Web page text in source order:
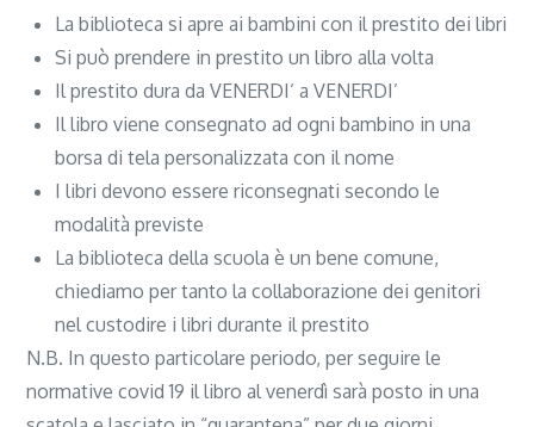
La biblioteca si apre ai bambini con il prestito dei libri
Si può prendere in prestito un libro alla volta
Il prestito dura da VENERDI’ a VENERDI’
Il libro viene consegnato ad ogni bambino in una
borsa di tela personalizzata con il nome
I libri devono essere riconsegnati secondo le
modalità previste
La biblioteca della scuola è un bene comune,
chiediamo per tanto la collaborazione dei genitori
nel custodire i libri durante il prestito
N.B. In questo particolare periodo, per seguire le
normative covid 19 il libro al venerdì sarà posto in una